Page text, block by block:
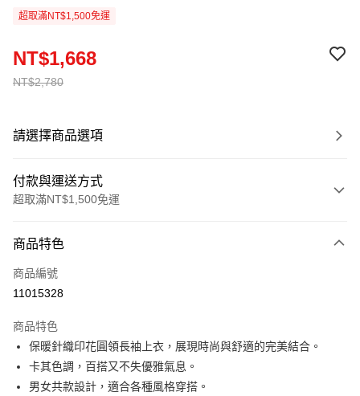
超取滿NT$1,500免運
NT$2,780
NT$1,668
請選擇商品選項
付款與運送方式
超取滿NT$1,500免運
信用卡一次付款
超商取貨付款
Apple Pay
悠遊付
商品特色
商品編號
11015328
商品特色
保暖針織印花圓領長袖上衣，展現時尚與舒適的完美結合。
卡其色調，百搭又不失優雅氣息。
男女共款設計，適合各種風格穿搭。